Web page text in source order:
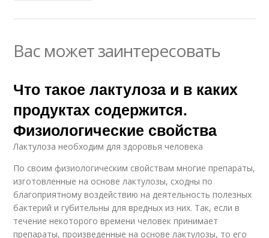
Вас может заинтересовать
Что такое лактулоза и в каких
продуктах содержится.
Физиологические свойства
Лактулоза необходим для здоровья человека
По своим физиологическим свойствам многие препараты,
изготовленные на основе лактулозы, сходны по
благоприятному воздействию на деятельность полезных
бактерий и губительны для вредных из них. Так, если в
течение некоторого времени человек принимает
препараты, произведенные на основе лактулозы, то его